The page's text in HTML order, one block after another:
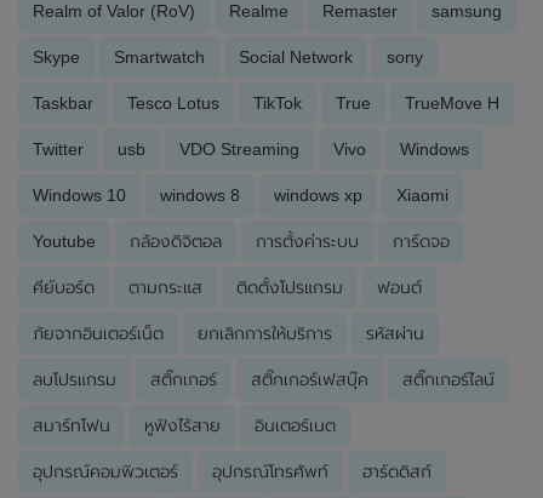
Realm of Valor (RoV) Realme Remaster samsung
Skype Smartwatch Social Network sony
Taskbar Tesco Lotus TikTok True TrueMove H
Twitter usb VDO Streaming Vivo Windows
Windows 10 windows 8 windows xp Xiaomi
Youtube กล้องดิจิตอล การตั้งค่าระบบ การ์ดจอ
คีย์บอร์ด ตามกระแส ติดตั้งโปรแกรม ฟอนต์
ภัยจากอินเตอร์เน็ต ยกเลิกการให้บริการ รหัสผ่าน
ลบโปรแกรม สติ๊กเกอร์ สติ๊กเกอร์เฟสบุ๊ค สติ๊กเกอร์ไลน์
สมาร์ทโฟน หูฟังไร้สาย อินเตอร์เนต
อุปกรณ์คอมพิวเตอร์ อุปกรณ์โทรศัพท์ ฮาร์ดดิสก์